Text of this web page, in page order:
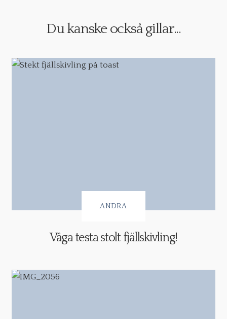
Du kanske också gillar...
ANDRA
Våga testa stolt fjällskivling!